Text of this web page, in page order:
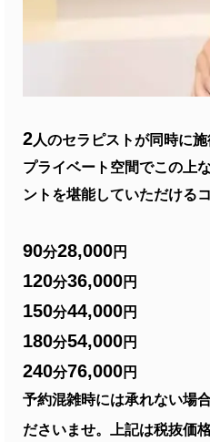
2人のセラピストが同時に施
プライベート空間でこの上
ントを堪能していただける
90分28,000円
120分36,000円
150分44,000円
180分54,000円
240分76,000円
予約混雑時には承れない場
ださいませ。上記は税抜価